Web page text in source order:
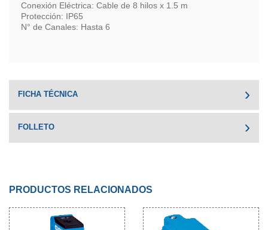
Conexión Eléctrica: Cable de 8 hilos x 1.5 m
Protección: IP65
N° de Canales: Hasta 6
FICHA TÉCNICA
FOLLETO
PRODUCTOS RELACIONADOS